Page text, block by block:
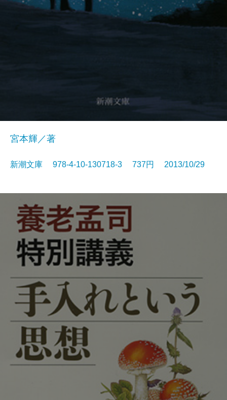
宮本輝／著
新潮文庫 978-4-10-130718-3 737円 2013/10/29